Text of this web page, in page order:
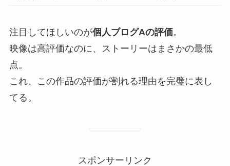
注目してほしいのが個人ブログAの評価。
映像は高評価なのに、ストーリーはまさかの最低
点。
これ、この作品の評価が割れる理由を完璧に表し
てる。
スポンサーリンク